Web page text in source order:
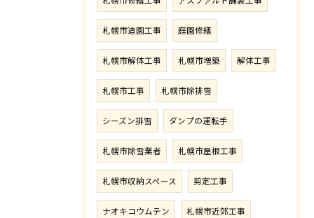
札幌市造園工事 庭園修繕
札幌市解体工事 札幌市増築 解体工事
札幌市工事 札幌市除排雪
シーズン排雪 ダンプの運転手
札幌市除雪業者 札幌市屋根工事
札幌市収納スペース 剪定工事
ナオキコウムテン 札幌市近郊工事